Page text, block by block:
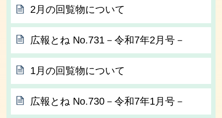
2月の回覧物について
広報とね No.731－令和7年2月号－
1月の回覧物について
広報とね No.730－令和7年1月号－